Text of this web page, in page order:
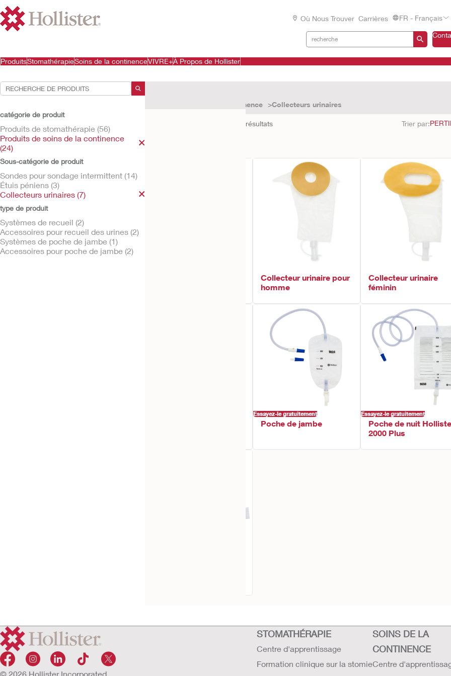
Où Nous Trouver Carrières
FR - Français
ProduitsStomathérapieSoins de la continenceVIVRE+À Propos de Hollister
catégorie de produit
Produits de stomathérapie (56)
Produits de soins de la continence
(24)
Sous-catégorie de produit
Sondes pour sondage intermittent (14)
Étuis péniens (3)
Collecteurs urinaires (7)
type de produit
Systèmes de recueil (2)
Accessoires pour recueil des urines (2)
Systèmes de poche de jambe (1)
Accessoires pour poche de jambe (2)
Produits de soins de la continence
Collecteurs urinaires
résultats Trier par:
Collecteur urinaire pour
homme
Collecteur urinaire
féminin
Essayez-le gratuitement
Poche de jambe
Essayez-le gratuitement
Poche de nuit
2000 Plus
© 2026 Hollister Incorporated
STOMATHÉRAPIE
Centre d'apprentissage
Formation clinique sur la stomie
SOINS DE LA
CONTINENCE
Centre